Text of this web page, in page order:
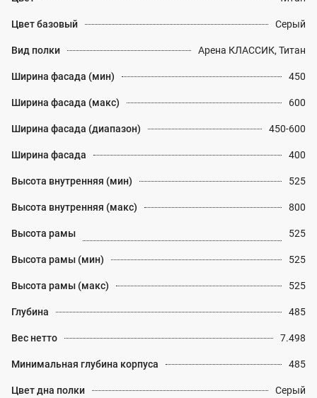
Цвет базовый Серый
Вид полки Арена КЛАССИК, Титан
Ширина фасада (мин) 450
Ширина фасада (макс) 600
Ширина фасада (диапазон) 450-600
Ширина фасада 400
Высота внутренняя (мин) 525
Высота внутренняя (макс) 800
Высота рамы 525
Высота рамы (мин) 525
Высота рамы (макс) 525
Глубина 485
Вес нетто 7.498
Минимальная глубина корпуса 485
Цвет дна полки Серый